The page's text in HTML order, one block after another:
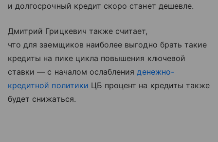
и долгосрочный кредит скоро станет дешевле.
Дмитрий Грицкевич также считает,
что для заемщиков наиболее выгодно брать такие
кредиты на пике цикла повышения ключевой
ставки — с началом ослабленияденежно-
кредитной политики ЦБ процент на кредиты также
будет снижаться.